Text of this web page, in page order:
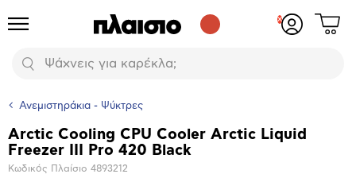
Προϊόντα
Αναζήτηση
Δες
Ανεμιστηράκια - Ψύκτρες
Βασικά
χαρακτηριστικά
Arctic Cooling CPU Cooler Arctic Liquid
Freezer III Pro 420 Black
Κωδικός Πλαίσιο 4893212